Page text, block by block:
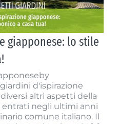
giapponese: lo stile
d'ispirazione
altri aspetti della
entrati negli ultimi anni
comune italiano. Il